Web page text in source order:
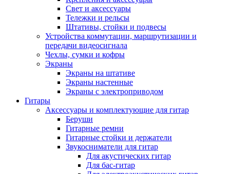
Свет и аксессуары
Тележки и рельсы
Штативы, стойки и подвесы
Устройства коммутации, маршрутизации и
передачи видеосигнала
Чехлы, сумки и кофры
Экраны
Экраны на штативе
Экраны настенные
Экраны с электроприводом
Гитары
Аксессуары и комплектующие для гитар
Беруши
Гитарные ремни
Гитарные стойки и держатели
Звукосниматели для гитар
Для акустических гитар
Для бас-гитар